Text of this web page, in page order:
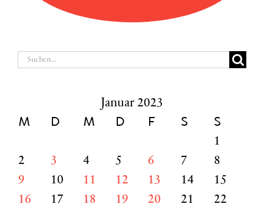
Suche
Januar 2023
M D M D F S S
1
2
3 4 5 6 7
8
9
10 11 12 13 14
15
16
17 18 19 20 21
22